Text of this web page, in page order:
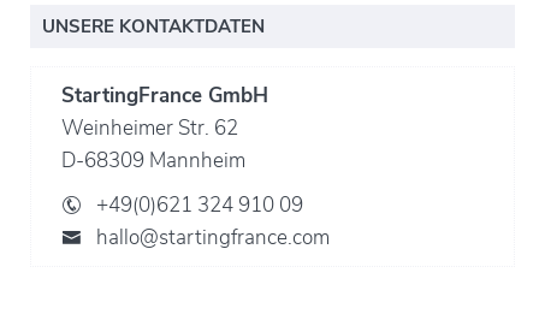
UNSERE KONTAKTDATEN
StartingFrance GmbH
Weinheimer Str. 62
D-68309 Mannheim
+49(0)621 324 910 09
hallo@startingfrance.com